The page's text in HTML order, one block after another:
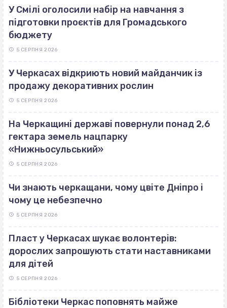
У Смілі оголосили набір на навчання з
підготовки проєктів для Громадського
бюджету
5 СЕРПНЯ 2026
У Черкасах відкриють новий майданчик із
продажу декоративних рослин
5 СЕРПНЯ 2026
На Черкащині державі повернули понад 2,6
гектара земель нацпарку
«Нижньосульський»
5 СЕРПНЯ 2026
Чи знають черкащани, чому цвіте Дніпро і
чому це небезпечно
5 СЕРПНЯ 2026
Пласт у Черкасах шукає волонтерів:
дорослих запрошують стати наставниками
для дітей
5 СЕРПНЯ 2026
Бібліотеки Черкас поповнять майже